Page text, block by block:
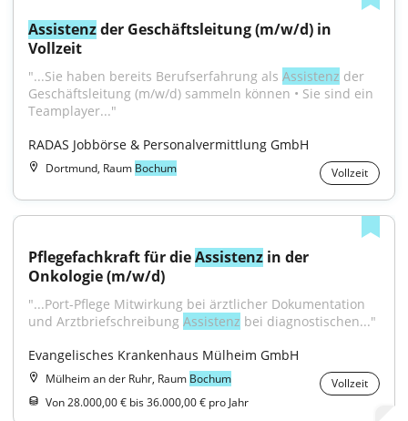
Assistenz der Geschäftsleitung (m/w/d) in
Vollzeit
"...Sie haben bereits Berufserfahrung als Assistenz der
Geschäftsleitung (m/w/d) sammeln können • Sie sind ein
Teamplayer..."
RADAS Jobbörse & Personalvermittlung GmbH
Dortmund, Raum Bochum Vollzeit
Pflegefachkraft für die Assistenz in der
Onkologie (m/w/d)
"...Port-Pflege Mitwirkung bei ärztlicher Dokumentation
und Arztbriefschreibung Assistenz bei diagnostischen..."
Evangelisches Krankenhaus Mülheim GmbH
Mülheim an der Ruhr, Raum Bochum
Vollzeit
Von 28.000,00 € bis 36.000,00 € pro Jahr